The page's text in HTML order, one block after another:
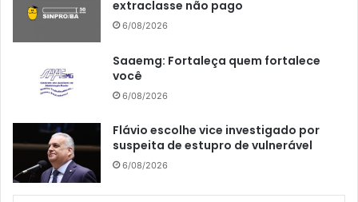
extraclasse não pago
6/08/2026
Saaemg: Fortaleça quem fortalece
você
6/08/2026
Flávio escolhe vice investigado por
suspeita de estupro de vulnerável
6/08/2026